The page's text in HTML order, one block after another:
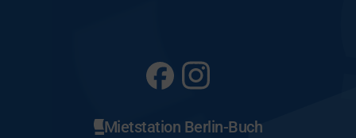
Mietstation Berlin-Buch